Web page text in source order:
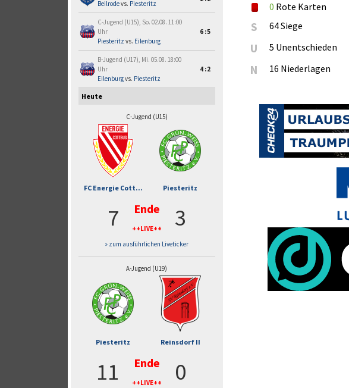
Beilrodevs. Piesteritz
C-Jugend (U15), So. 02.08. 11:00
Uhr
Piesteritz vs. Eilenburg
6:5
B-Jugend (U17), Mi. 05.08. 18:00
Uhr
Eilenburgvs. Piesteritz
4:2
Heute
C-Jugend (U15)
FC Energie Cott... Piesteritz
7 Ende
++LIVE++ 3
» zum ausführlichen Liveticker
A-Jugend (U19)
Piesteritz Reinsdorf II
11 Ende
++LIVE++ 0
0 Rote Karten
S 64 Siege
U 5 Unentschieden
N 16 Niederlagen